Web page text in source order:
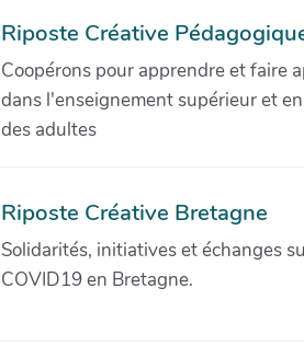
Riposte Créative
Coopérons pour apprendre et faire
dans l'enseignement supérieur et
des adultes
Riposte Créative Bretagne
Solidarités, initiatives et échanges
COVID19 en Bretagne.